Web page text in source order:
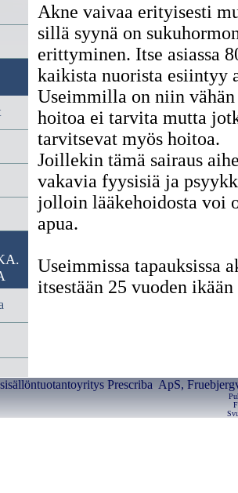
Akne vaivaa erityisesti
sillä syynä on
erittyminen. Itse asiassa
kaikista nuorista esiintyy
Useimmilla on niin
hoitoa ei tarvita mutta
tarvitsevat myös hoitoa.
Joillekin tämä sairaus
vakavia fyysisiä ja
jolloin lääkehoidosta voi
apua.
Useimmissa tapauksissa
itsestään 25 vuoden ikään
Prescriba ApS,